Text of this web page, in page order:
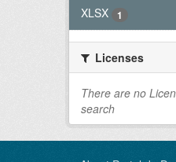
XLSX 1
Licenses
There are no
search